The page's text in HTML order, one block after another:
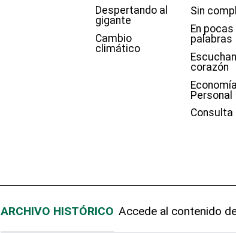
Despertando al
gigante
Cambio
climático
Sin
En pocas
palabras
corazón
Economía
Personal
Consulta
ARCHIVO HISTÓRICO Accede al contenido